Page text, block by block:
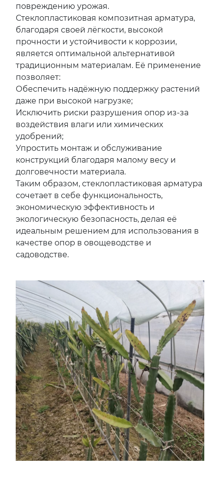
повреждению урожая.
Стеклопластиковая композитная арматура,
благодаря своей лёгкости, высокой
прочности и устойчивости к коррозии,
является оптимальной альтернативой
традиционным материалам. Её применение
позволяет:
Обеспечить надёжную поддержку растений
даже при высокой нагрузке;
Исключить риски разрушения опор из-за
воздействия влаги или химических
удобрений;
Упростить монтаж и обслуживание
конструкций благодаря малому весу и
долговечности материала.
Таким образом, стеклопластиковая арматура
сочетает в себе функциональность,
экономическую эффективность и
экологическую безопасность, делая её
идеальным решением для использования в
качестве опор в овощеводстве и
садоводстве.